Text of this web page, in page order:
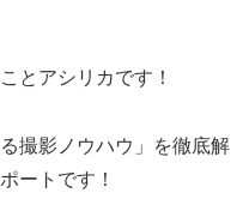
とアシリカです！
撮影ノウハウ」を徹底解
ートです！